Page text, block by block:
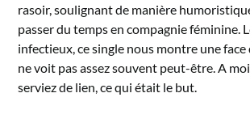
rasoir, soulignant de manière
passer du temps en compagnie féminine.
infectieux, ce single nous montre une face
ne voit pas assez souvent peut-être. A
serviez de lien, ce qui était le but.